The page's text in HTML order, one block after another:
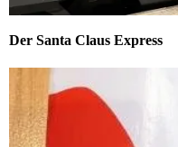
Der Santa Claus Express